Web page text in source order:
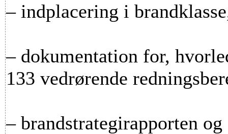
– indplacering i
– dokumentation for,
133 vedrørende
– brandstrategirapporten og